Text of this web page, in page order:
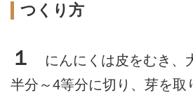
つくり方
１
にんにくは皮をむき、
半分～4等分に切り、芽を取